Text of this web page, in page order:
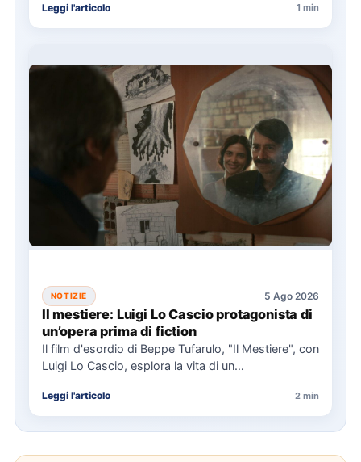
Leggi l'articolo 1 min
NOTIZIE 5 Ago 2026
Il mestiere: Luigi Lo Cascio protagonista di
un’opera prima di fiction
Il film d'esordio di Beppe Tufarulo, "Il Mestiere", con
Luigi Lo Cascio, esplora la vita di un
Leggi l'articolo 2 min